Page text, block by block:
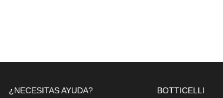
¿NECESITAS AYUDA? BOTTICELLI